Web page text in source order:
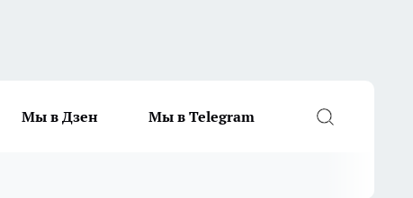
Мы в Дзен Мы в Telegram